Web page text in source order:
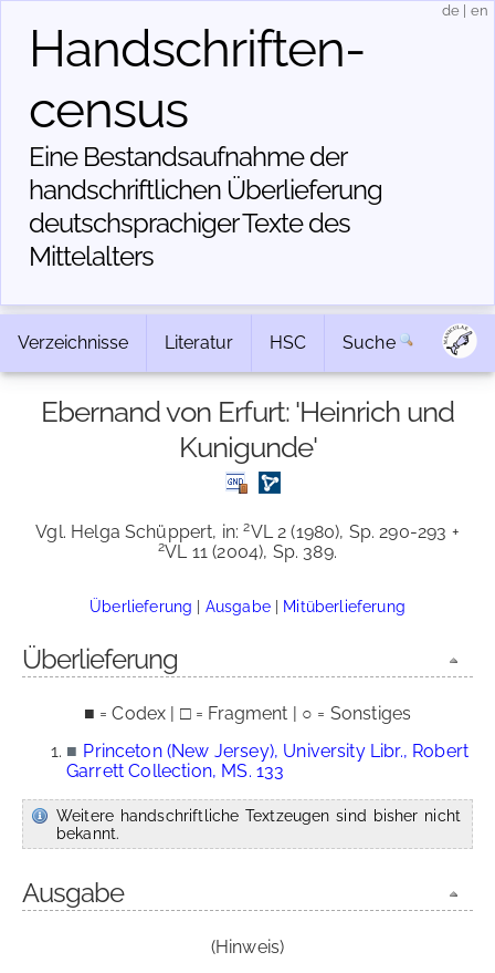
Handschriften­
census
Eine Bestandsaufnahme der
handschriftlichen Über­lieferung
deutschsprachiger Texte des
Mittelalters
de en
Verzeichnisse Literatur HSC Suche
Ebernand von Erfurt: 'Heinrich und
Kunigunde'
Vgl. Helga Schüppert, in:2VL 2 (1980), Sp. 290-293 +
2VL 11 (2004), Sp. 389.
Überlieferung | Ausgabe| Mitüberlieferung
Überlieferung
■ = Codex | □ = Fragment | ○ = Sonstiges
■ Princeton (New Jersey), University Libr., Robert
Garrett Collection, MS. 133
Weitere handschriftliche Textzeugen sind bisher nicht
bekannt.
Ausgabe
(Hinweis)